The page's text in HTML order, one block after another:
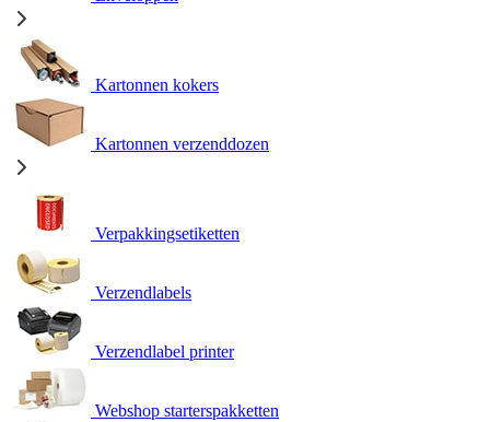
Kartonnen kokers
Kartonnen verzenddozen
Verpakkingsetiketten
Verzendlabels
Verzendlabel printer
Webshop starterspakketten